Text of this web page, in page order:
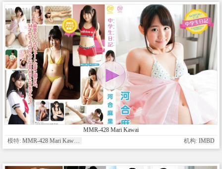
MMR-428 Mari Kawai
模特: MMR-428 Mari Kawai DVD 机构: IMBD